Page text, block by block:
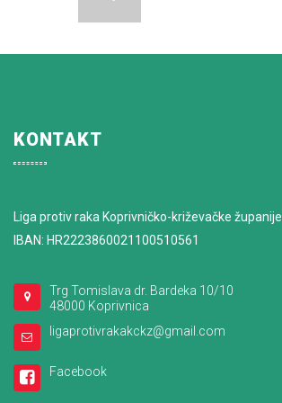
KONTAKT
Liga protiv raka Koprivničko-križevačke županije
IBAN: HR2223860021100510561
Trg Tomislava dr. Bardeka 10/10
48000 Koprivnica
ligaprotivrakakckz@gmail.com
Facebook